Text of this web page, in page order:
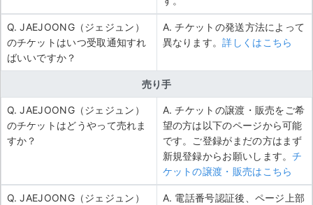
Q. JAEJOONG（ジェジュン）
のチケットはいつ受取通知すれ
ばいいですか？
A. チケットの発送方法によって
異なります。詳しくはこちら
売り手
Q. JAEJOONG（ジェジュン）
のチケットはどうやって売れま
すか？
A. チケットの譲渡・販売をご希
望の方は以下のページから可能
です。ご登録がまだの方はまず
新規登録からお願いします。チ
ケットの譲渡・販売はこちら
Q. JAEJOONG（ジェジュン）
A. 電話番号認証後、ページ上部